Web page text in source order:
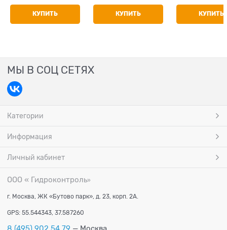
КУПИТЬ КУПИТЬ КУПИТЬ
МЫ В СОЦ СЕТЯХ
Категории
Информация
Личный кабинет
ООО « Гидроконтроль»
г. Москва, ЖК «Бутово парк», д. 23, корп. 2А.
GPS: 55.544343, 37.587260